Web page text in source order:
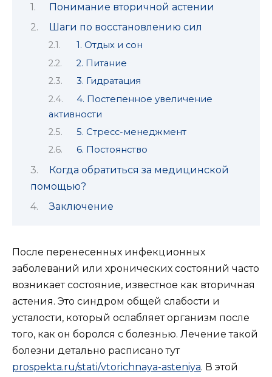
Понимание вторичной астении
Шаги по восстановлению сил
1. Отдых и сон
2. Питание
3. Гидратация
4. Постепенное увеличение
активности
5. Стресс-менеджмент
6. Постоянство
Когда обратиться за медицинской
помощью?
Заключение
После перенесенных инфекционных
заболеваний или хронических состояний часто
возникает состояние, известное как вторичная
астения. Это синдром общей слабости и
усталости, который ослабляет организм после
того, как он боролся с болезнью. Лечение такой
болезни детально расписано тут
prospekta.ru/stati/vtorichnaya-asteniya. В этой